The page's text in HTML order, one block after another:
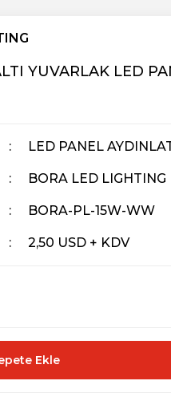
YUVARLAK LED
LED PANEL
BORA LED LIGHTING
BORA-PL-15W-WW
2,50 USD + KDV
Ekle